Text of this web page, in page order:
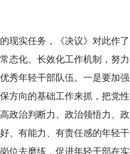
现实任务，《决议》对此作了
态化、长效化工作机制，努力
秀年轻干部队伍。一是要加强
方向的基础工作来抓，把党性
政治判断力、政治领悟力、政
、有能力、有责任感的年轻干
位去磨练，促进年轻干部在实